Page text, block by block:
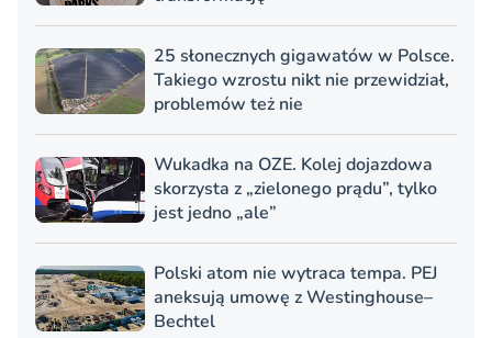
25 słonecznych gigawatów w Polsce.
Takiego wzrostu nikt nie przewidział,
problemów też nie
Wukadka na OZE. Kolej dojazdowa
skorzysta z „zielonego prądu”, tylko
jest jedno „ale”
Polski atom nie wytraca tempa. PEJ
aneksują umowę z Westinghouse–
Bechtel